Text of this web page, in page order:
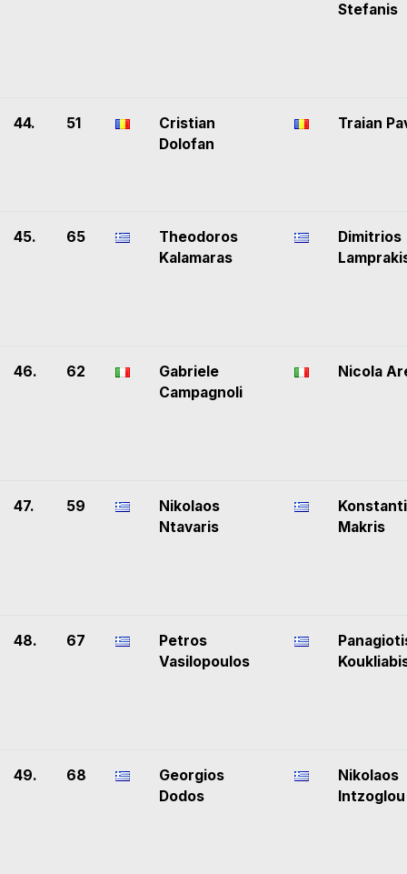
Stefanis
44. 51
Cristian
Dolofan
Traian
45. 65
Theodoros
Kalamaras
Dimitrios
46. 62
Gabriele
Campagnoli
Nicola
47. 59
Nikolaos
Ntavaris
Makris
48. 67
Petros
Vasilopoulos
49. 68
Georgios
Dodos
Nikolaos
Intzoglou